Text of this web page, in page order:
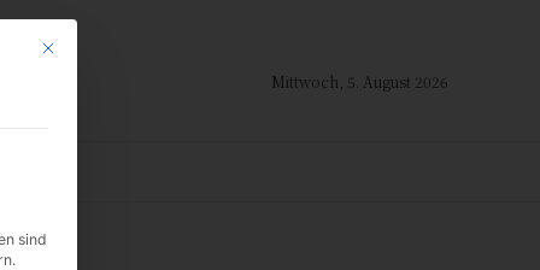
Mittwoch, 5. August 2026
Mit diesem Button wird der Dialog geschlossen. Seine Funktionalität ist
sind